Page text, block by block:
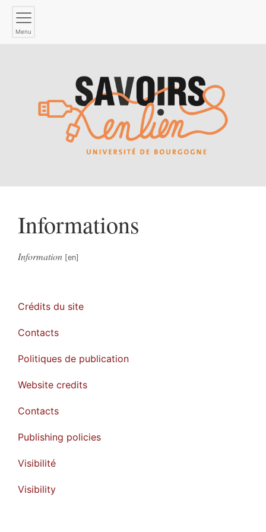
Menu
Informations
Information
Crédits du site
Contacts
Politiques de publication
Website credits
Contacts
Publishing policies
Visibilité
Visibility